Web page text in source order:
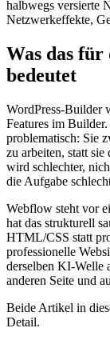
halbwegs versierte
Netzwerkeffekte,
Was das
bedeutet
WordPress-Builder
Features im
problematisch: Sie
zu arbeiten, statt
wird schlechter,
die Aufgabe
Webflow steht vor
hat das strukturell
HTML/CSS statt
professionelle
derselben KI-Welle
anderen Seite und
Beide Artikel in
Detail.